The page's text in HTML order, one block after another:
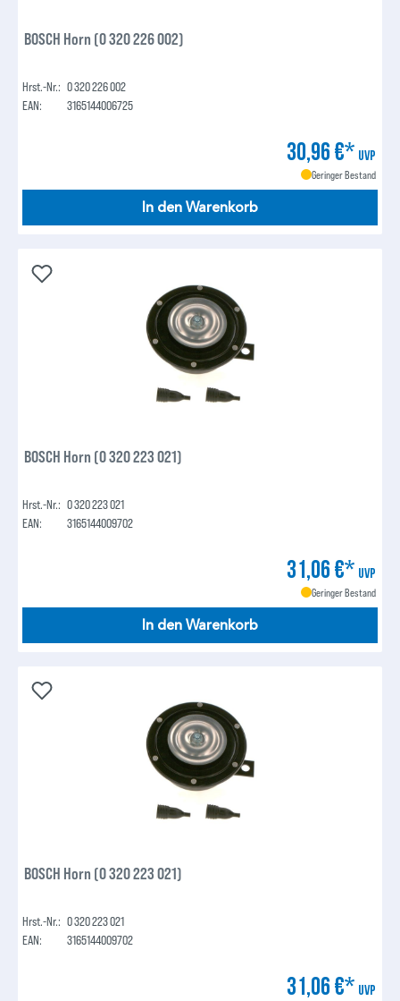
BOSCH Horn (0 320 226 002)
Hrst.-Nr.: 0 320 226 002
EAN:
3165144006725
30,96 €* UVP
Geringer Bestand
In den Warenkorb
BOSCH Horn (0 320 223 021)
Hrst.-Nr.: 0 320 223 021
EAN:
3165144009702
31,06 €* UVP
Geringer Bestand
In den Warenkorb
BOSCH Horn (0 320 223 021)
Hrst.-Nr.: 0 320 223 021
EAN:
3165144009702
31,06 €* UVP